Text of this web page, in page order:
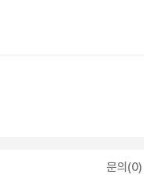
문의(0)